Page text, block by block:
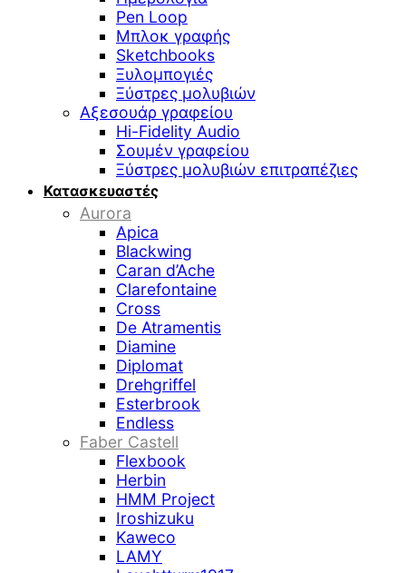
Pen Loop
Μπλοκ γραφής
Sketchbooks
Ξυλομπογιές
Ξύστρες μολυβιών
Αξεσουάρ γραφείου
Hi-Fidelity Audio
Σουμέν γραφείου
Ξύστρες μολυβιών επιτραπέζιες
Κατασκευαστές
Aurora
Apica
Blackwing
Caran d’Ache
Clarefontaine
Cross
De Atramentis
Diamine
Diplomat
Drehgriffel
Esterbrook
Endless
Faber Castell
Flexbook
Herbin
HMM Project
Iroshizuku
Kaweco
LAMY